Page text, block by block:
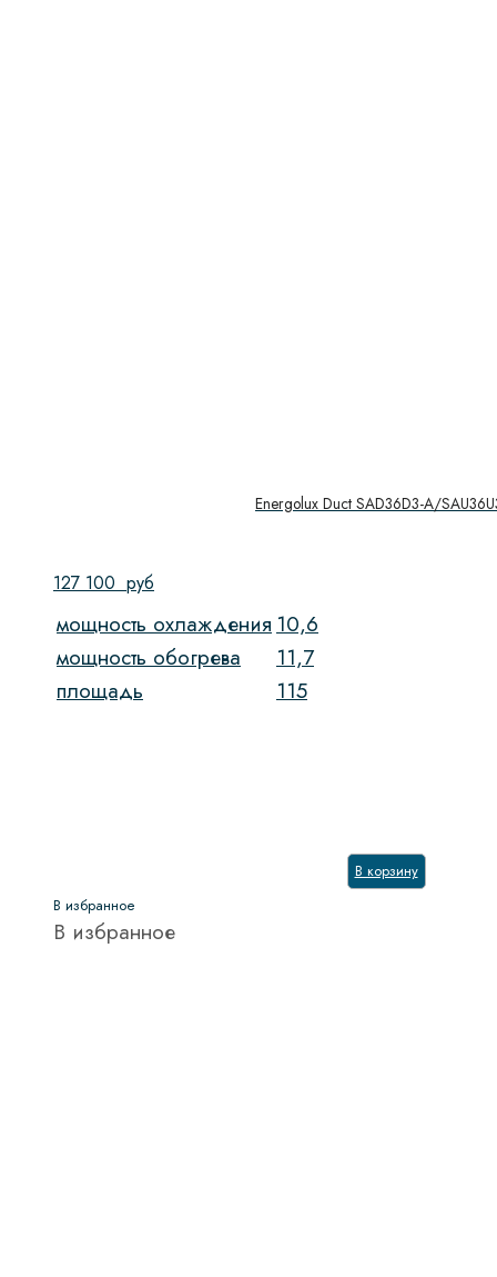
Energolux Duct SAD36D3-A/
127 100 руб
мощность охлаждения 10,6
мощность обогрева
11,7
площадь
115
В корзину
В избранное
В избранное